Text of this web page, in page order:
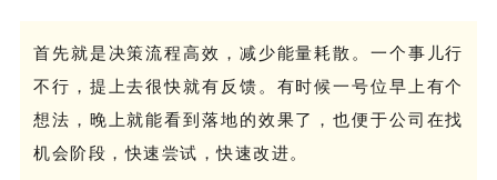
首先就是决策流程高效，减少能量耗散。一个事儿行
不行，提上去很快就有反馈。有时候一号位早上有个
想法，晚上就能看到落地的效果了，也便于公司在找
机会阶段，快速尝试，快速改进。